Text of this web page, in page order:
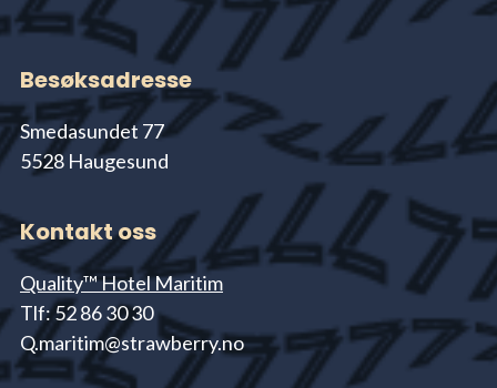
Besøksadresse
Smedasundet 77
5528 Haugesund
Kontakt oss
Quality™ Hotel Maritim
Tlf: 52 86 30 30
Q.maritim@strawberry.no